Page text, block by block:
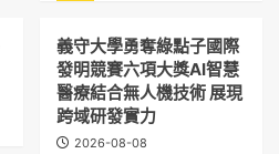
義守大學勇奪綠點子國際
發明競賽六項大獎AI智慧
醫療結合無人機技術 展現
跨域研發實力
2026-08-08